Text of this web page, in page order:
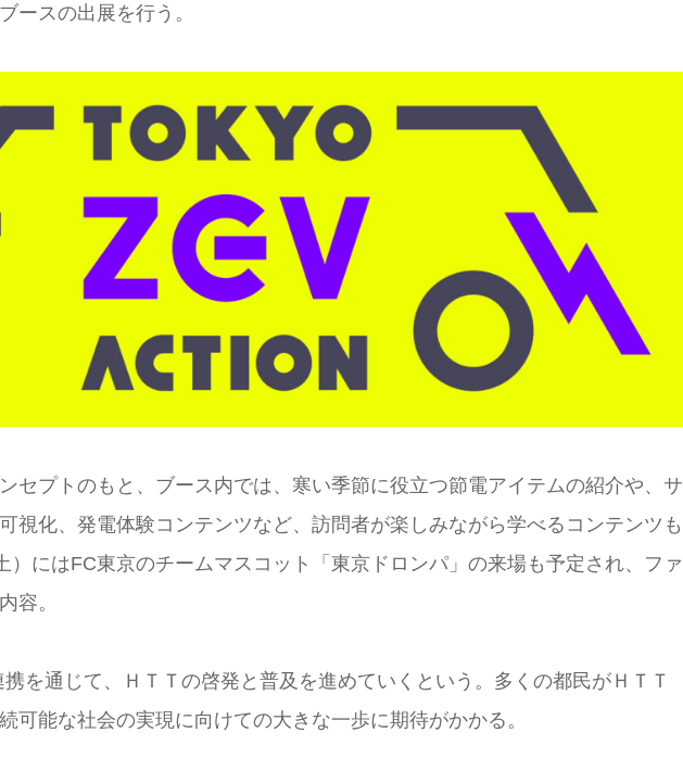
ースの出展を行う。
セプトのもと、ブース内では、寒い季節に役立つ節電アイテムの紹介や、サ
視化、発電体験コンテンツなど、訪問者が楽しみながら学べるコンテンツも
）にはFC東京のチームマスコット「東京ドロンパ」の来場も予定され、ファ
容。
を通じて、ＨＴＴの啓発と普及を進めていくという。多くの都⺠がＨＴＴ
可能な社会の実現に向けての大きな一歩に期待がかかる。